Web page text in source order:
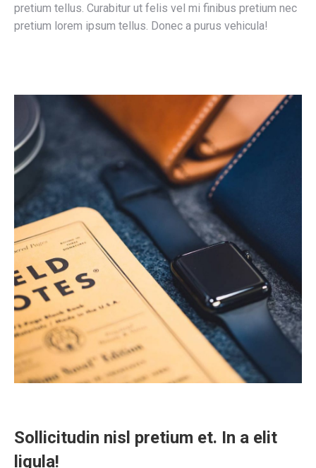
pretium tellus. Curabitur ut felis vel mi finibus pretium nec
pretium lorem ipsum tellus. Donec a purus vehicula!
Sollicitudin nisl pretium et. In a elit
ligula!